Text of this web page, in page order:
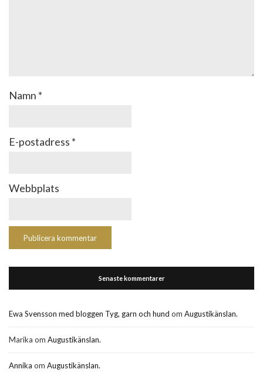
Namn *
E-postadress *
Webbplats
Senaste kommentarer
Ewa Svensson med bloggen Tyg, garn och hund om Augustikänslan.
Marika om Augustikänslan.
Annika om Augustikänslan.